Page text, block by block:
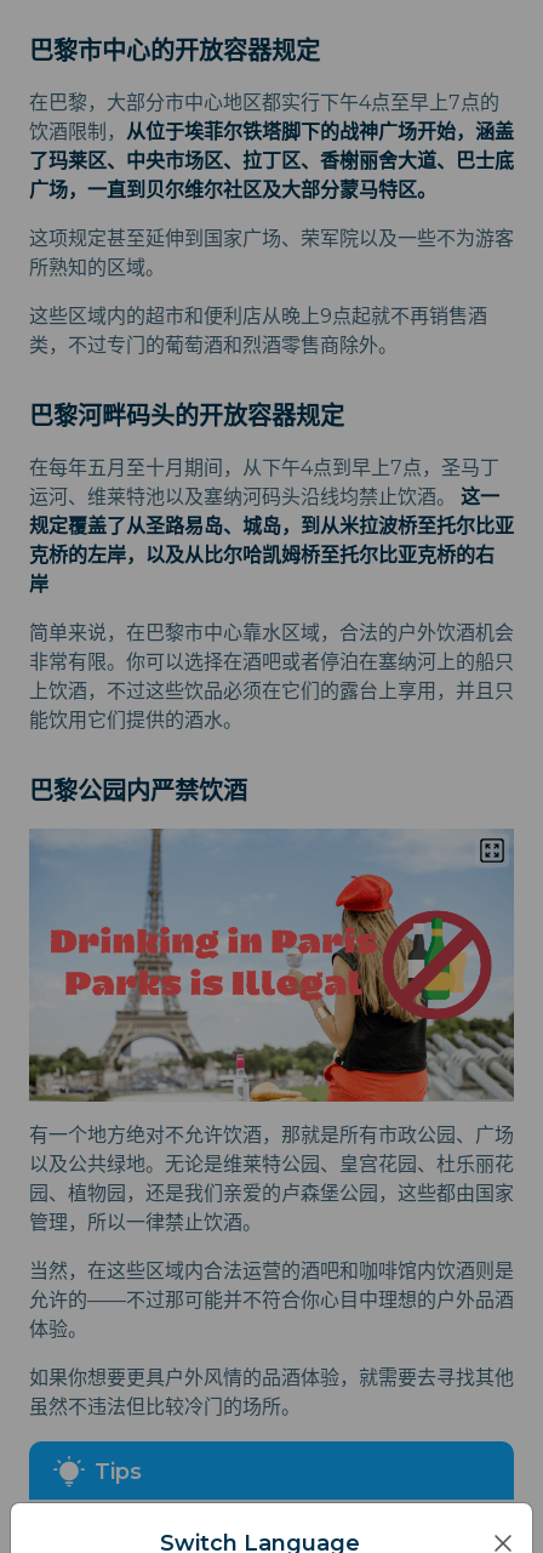
巴黎市中心的开放容器规定
在巴黎，大部分市中心地区都实行下午4点至早上7点的
饮酒限制， 从位于埃菲尔铁塔脚下的战神广场开始，涵盖
了玛莱区、中央市场区、拉丁区、香榭丽舍大道、巴士底
广场，一直到贝尔维尔社区及大部分蒙马特区。
这项规定甚至延伸到国家广场、荣军院以及一些不为游客
所熟知的区域。
这些区域内的超市和便利店从晚上9点起就不再销售酒
类，不过专门的葡萄酒和烈酒零售商除外。
巴黎河畔码头的开放容器规定
在每年五月至十月期间，从下午4点到早上7点，圣马丁
运河、维莱特池以及塞纳河码头沿线均禁止饮酒。 这一
规定覆盖了从圣路易岛、城岛，到从米拉波桥至托尔比亚
克桥的左岸，以及从比尔哈凯姆桥至托尔比亚克桥的右
岸
简单来说，在巴黎市中心靠水区域，合法的户外饮酒机会
非常有限。你可以选择在酒吧或者停泊在塞纳河上的船只
上饮酒，不过这些饮品必须在它们的露台上享用，并且只
能饮用它们提供的酒水。
巴黎公园内严禁饮酒
有一个地方绝对不允许饮酒，那就是所有市政公园、广场
以及公共绿地。无论是维莱特公园、皇宫花园、杜乐丽花
园、植物园，还是我们亲爱的卢森堡公园，这些都由国家
管理，所以一律禁止饮酒。
当然，在这些区域内合法运营的酒吧和咖啡馆内饮酒则是
允许的——不过那可能并不符合你心目中理想的户外品酒
体验。
如果你想要更具户外风情的品酒体验，就需要去寻找其他
虽然不违法但比较冷门的场所。
尽量不要携带玻璃瓶。由于担心玻璃瓶破裂带来的
Switch Language